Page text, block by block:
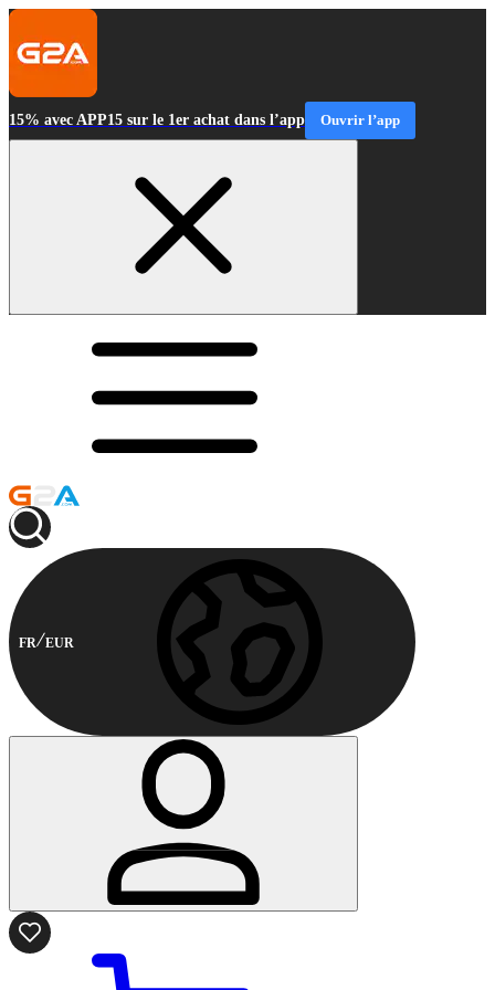
15% avec APP15 sur le 1er achat dans l’app Ouvrir l’app
FR EUR